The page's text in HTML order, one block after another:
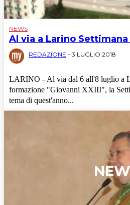
NEWS
Al via a Larino
REDAZIONE - 3 LUGLIO 2018
LARINO - Al via dal 6 all'8 luglio a
formazione "Giovanni XXIII", la
tema di quest'anno...